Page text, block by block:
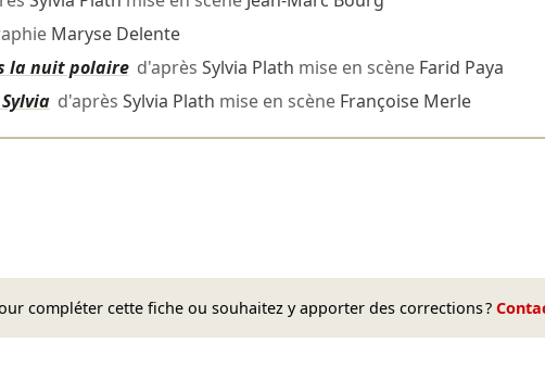
Maryse Delente
la nuit polaired'après Sylvia Plath mise en scène Farid Paya
d'après Sylvia Plath mise en scène Françoise Merle
compléter cette fiche ou souhaitez y apporter des corrections ?